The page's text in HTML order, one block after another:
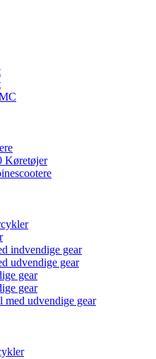
Køretøjer
indvendige gear
udvendige gear
gear
gear
med udvendige gear